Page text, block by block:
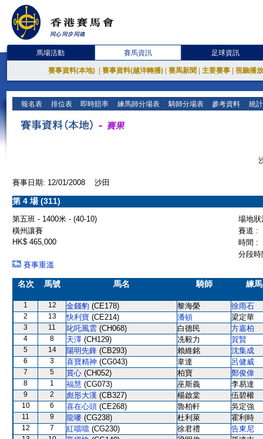
馬場活動 賽馬資訊 足球資訊
賽事資料(本地) 賽事資料(越洋轉播) 賽馬新聞 主要賽事 視聽播
報名表 排位表 即時賠率 練馬師分場表 騎師分場表 參考資料 統
賽事日期: 12/01/2008 沙田
第 4 場 (311)
第五班 - 1400米 - (40-10)
場地
橫州讓賽
賽道 :
HK$ 465,000
時間 :
分段
賽事重溫
名次 馬號 馬名 騎師 練
1 12 金錢豹 (CE178) 黎海榮 徐雨石
2 13 快利寶 (CE214) 潘頓 梁定華
3 11 叱吒風雲 (CH068) 白德民 方嘉柏
4 8 天澤 (CH129) 冼毅力 賀賢
5 14 陽明先鋒 (CB293) 賴維銘 沈集成
6 3 喜寶精神 (CG043) 韋達 呂健威
7 5 賞心 (CH052) 柏寶 鄭俊偉
8 1 福慧 (CG073) 巫斯義 李易達
9 2 彪形大漢 (CB327) 楊啟棠 伍碧權
10 6 喜在心頭 (CE268) 魯柏軒 吳定強
11 9 龍嘜 (CG238) 杜利萊 霍利時
12 7 紅噹噹 (CG230) 徐君禮 告東尼